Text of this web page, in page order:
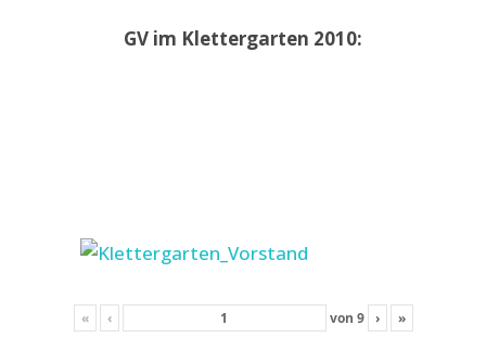
GV im Klettergarten 2010:
« ‹ von 9 › »